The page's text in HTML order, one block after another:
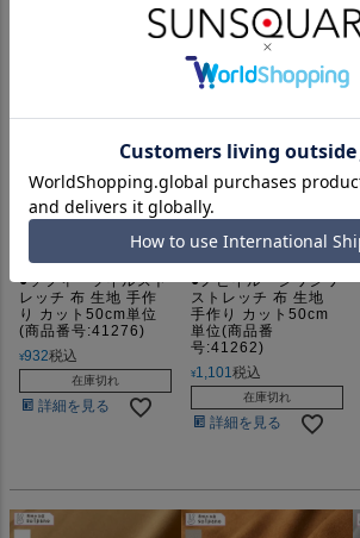
●ソフィーツイルスト
レッチ 布 生地 手作
り カット50cm単位
(商品番号:41276)
¥932税込
在庫切れ
詳細を見る
●ノビイル・シワシワ
ストレッチ 布 生地
手作り カット50cm
単位(商品番
号:41262)
¥1,101税込
在庫切れ
詳細を見る